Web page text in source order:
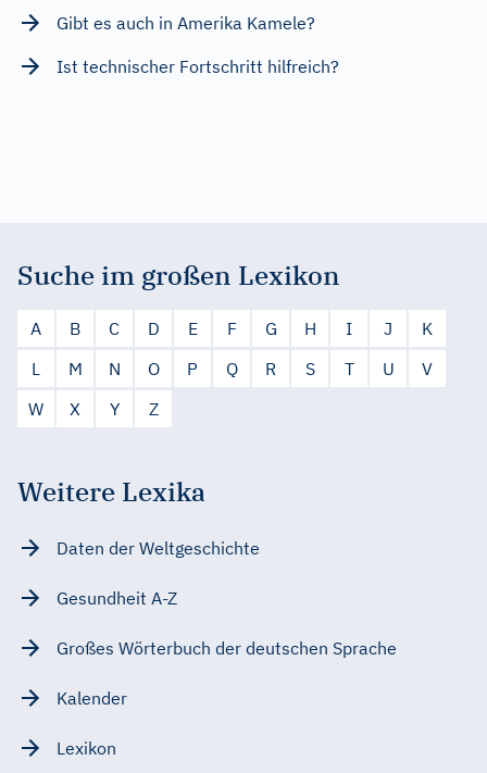
Gibt es auch in Amerika Kamele?
Ist technischer Fortschritt hilfreich?
Suche im großen Lexikon
A B C D E F G H I J
K
L
M N O P Q R S T U
V
W
X Y Z
Weitere Lexika
Daten der Weltgeschichte
Gesundheit A-Z
Großes Wörterbuch der deutschen Sprache
Kalender
Lexikon